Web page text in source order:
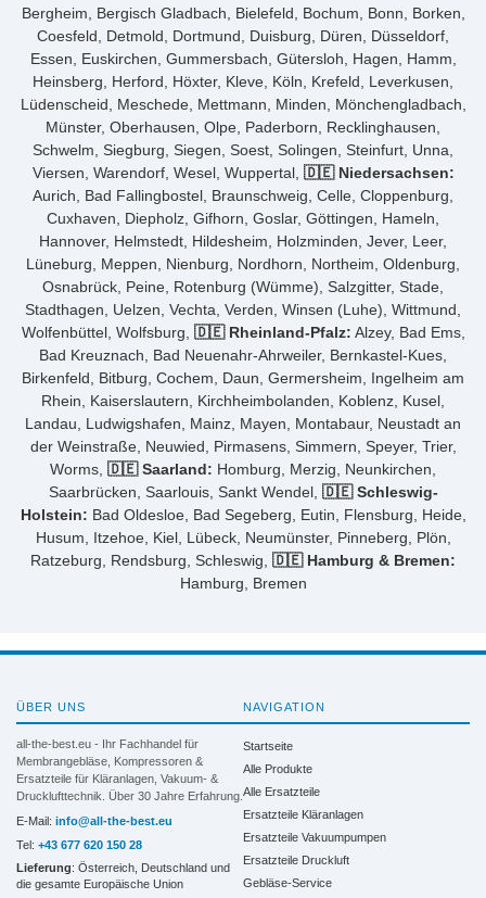
Bergheim, Bergisch Gladbach, Bielefeld, Bochum, Bonn, Borken,
Coesfeld, Detmold, Dortmund, Duisburg, Düren, Düsseldorf,
Essen, Euskirchen, Gummersbach, Gütersloh, Hagen, Hamm,
Heinsberg, Herford, Höxter, Kleve, Köln, Krefeld, Leverkusen,
Lüdenscheid, Meschede, Mettmann, Minden, Mönchengladbach,
Münster, Oberhausen, Olpe, Paderborn, Recklinghausen,
Schwelm, Siegburg, Siegen, Soest, Solingen, Steinfurt, Unna,
Viersen, Warendorf, Wesel, Wuppertal, 🇩🇪 Niedersachsen:
Aurich, Bad Fallingbostel, Braunschweig, Celle, Cloppenburg,
Cuxhaven, Diepholz, Gifhorn, Goslar, Göttingen, Hameln,
Hannover, Helmstedt, Hildesheim, Holzminden, Jever, Leer,
Lüneburg, Meppen, Nienburg, Nordhorn, Northeim, Oldenburg,
Osnabrück, Peine, Rotenburg (Wümme), Salzgitter, Stade,
Stadthagen, Uelzen, Vechta, Verden, Winsen (Luhe), Wittmund,
Wolfenbüttel, Wolfsburg, 🇩🇪 Rheinland-Pfalz: Alzey, Bad Ems,
Bad Kreuznach, Bad Neuenahr-Ahrweiler, Bernkastel-Kues,
Birkenfeld, Bitburg, Cochem, Daun, Germersheim, Ingelheim am
Rhein, Kaiserslautern, Kirchheimbolanden, Koblenz, Kusel,
Landau, Ludwigshafen, Mainz, Mayen, Montabaur, Neustadt an
der Weinstraße, Neuwied, Pirmasens, Simmern, Speyer, Trier,
Worms, 🇩🇪 Saarland: Homburg, Merzig, Neunkirchen,
Saarbrücken, Saarlouis, Sankt Wendel, 🇩🇪 Schleswig-
Holstein: Bad Oldesloe, Bad Segeberg, Eutin, Flensburg, Heide,
Husum, Itzehoe, Kiel, Lübeck, Neumünster, Pinneberg, Plön,
Ratzeburg, Rendsburg, Schleswig, 🇩🇪 Hamburg & Bremen:
Hamburg, Bremen
ÜBER UNS
all-the-best.eu - Ihr Fachhandel für
Membrangebläse, Kompressoren &
Ersatzteile für Kläranlagen, Vakuum- &
Drucklufttechnik. Über 30 Jahre Erfahrung.
E-Mail: info@all-the-best.eu
Tel: +43 677 620 150 28
Lieferung: Österreich, Deutschland und
die gesamte Europäische Union
NAVIGATION
Startseite
Alle Produkte
Alle Ersatzteile
Ersatzteile Kläranlagen
Ersatzteile Vakuumpumpen
Ersatzteile Druckluft
Gebläse-Service